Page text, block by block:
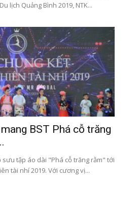
lịch Quảng Bình 2019, NTK...
BST Phá cỗ trăng
sưu tập áo dài "Phá cỗ trăng rằm" tới
tài nhí 2019. Với cương vị...